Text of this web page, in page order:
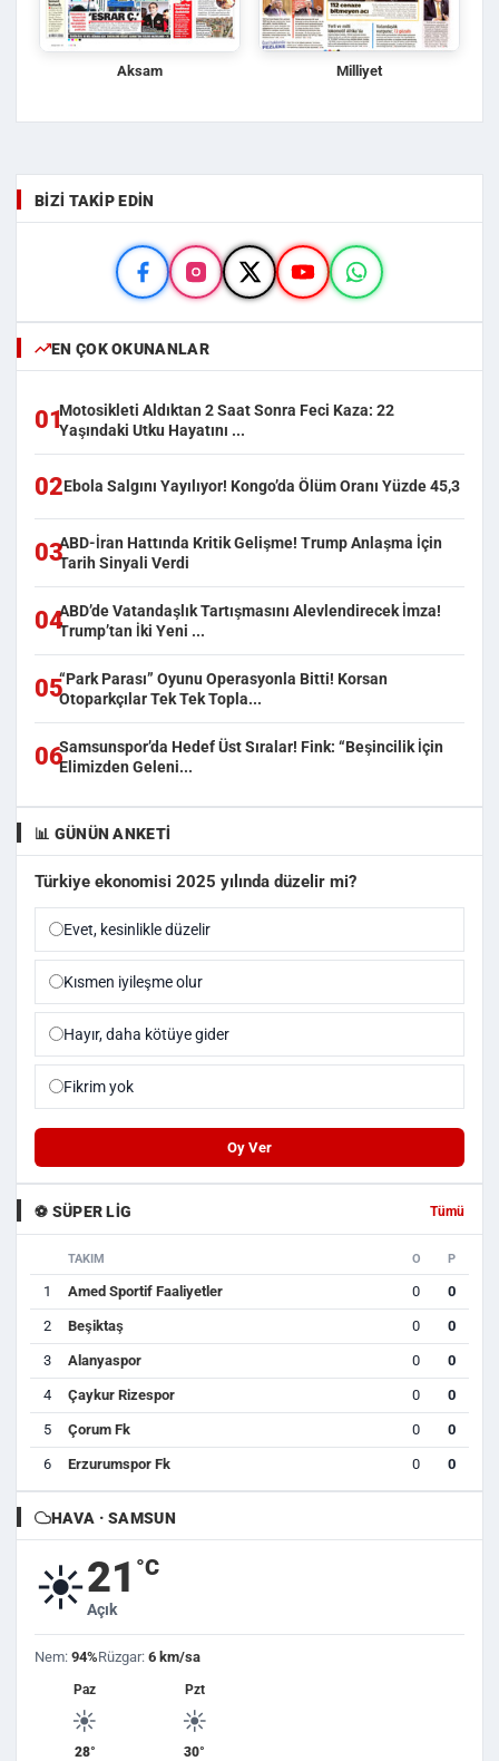
Aksam Milliyet
BIZI TAKIP EDIN
EN ÇOK OKUNANLAR
01Motosikleti Aldıktan 2 Saat Sonra Feci Kaza: 22
Yaşındaki Utku Hayatını ...
02Ebola Salgını Yayılıyor! Kongo’da Ölüm Oranı Yüzde 45,3
03ABD-İran Hattında Kritik Gelişme! Trump Anlaşma İçin
Tarih Sinyali Verdi
04ABD’de Vatandaşlık Tartışmasını Alevlendirecek İmza!
Trump’tan İki Yeni ...
05“Park Parası” Oyunu Operasyonla Bitti! Korsan
Otoparkçılar Tek Tek Topla...
06Samsunspor’da Hedef Üst Sıralar! Fink: “Beşincilik İçin
Elimizden Geleni...
📊 GÜNÜN ANKETI
Türkiye ekonomisi 2025 yılında düzelir mi?
Evet, kesinlikle düzelir
Kısmen iyileşme olur
Hayır, daha kötüye gider
Fikrim yok
Oy Ver
⚽ SÜPER LIG Tümü
TAKIM O P
1 Amed Sportif Faaliyetler 0 0
2 Beşiktaş 0 0
3 Alanyaspor 0 0
4 Çaykur Rizespor 0 0
5 Çorum Fk 0 0
6 Erzurumspor Fk 0 0
HAVA · SAMSUN
☀️21 °C
Açık
Nem: 94%Rüzgar: 6 km/sa
Paz
☀️
28°
Pzt
☀️
30°